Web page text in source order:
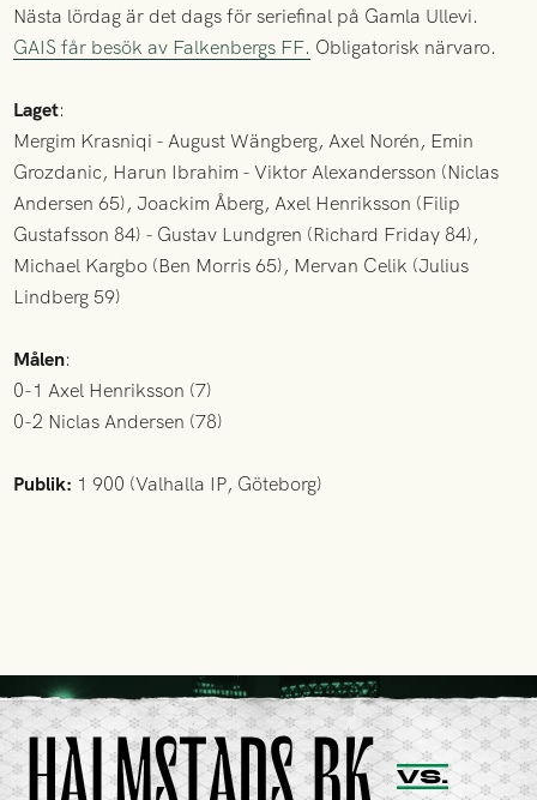
Nästa lördag är det dags för seriefinal på Gamla Ullevi.
GAIS får besök av Falkenbergs FF. Obligatorisk närvaro.
Laget:
Mergim Krasniqi - August Wängberg, Axel Norén, Emin
Grozdanic, Harun Ibrahim - Viktor Alexandersson (Niclas
Andersen 65), Joackim Åberg, Axel Henriksson (Filip
Gustafsson 84) - Gustav Lundgren (Richard Friday 84),
Michael Kargbo (Ben Morris 65), Mervan Celik (Julius
Lindberg 59)
Målen:
0-1 Axel Henriksson (7)
0-2 Niclas Andersen (78)
Publik: 1 900 (Valhalla IP, Göteborg)